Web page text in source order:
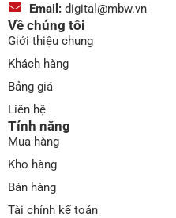
Email: digital@mbw.vn
Về chúng tôi
Giới thiệu chung
Khách hàng
Bảng giá
Liên hệ
Tính năng
Mua hàng
Kho hàng
Bán hàng
Tài chính kế toán